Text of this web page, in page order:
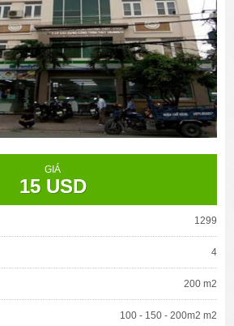
GIÁ
15 USD
1299
4
200 m2
100 - 150 - 200m2 m2